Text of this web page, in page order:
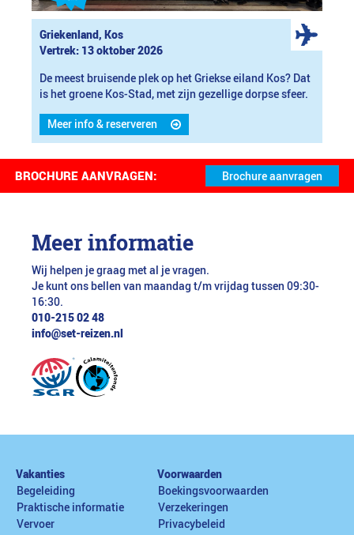
Griekenland, Kos
Vertrek: 13 oktober 2026
De meest bruisende plek op het Griekse eiland Kos? Dat
is het groene Kos-Stad, met zijn gezellige dorpse sfeer.
Meer info & reserveren
BROCHURE AANVRAGEN:
Meer informatie
Wij helpen je graag met al je vragen.
Je kunt ons bellen van maandag t/m vrijdag tussen 09:30-
16:30.
010-215 02 48
info@set-reizen.nl
Vakanties
Begeleiding
Praktische informatie
Vervoer
Voorwaarden
Boekingsvoorwaarden
Verzekeringen
Privacybeleid